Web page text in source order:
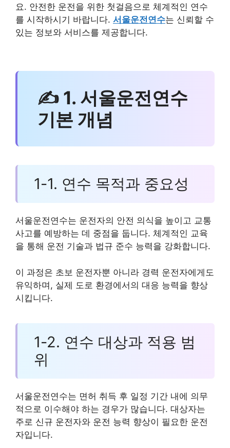
요. 안전한 운전을 위한 첫걸음으로 체계적인 연수
를 시작하시기 바랍니다. 서울운전연수는 신뢰할 수
있는 정보와 서비스를 제공합니다.
✍ 1. 서울운전연수
기본 개념
1-1. 연수 목적과 중요성
서울운전연수는 운전자의 안전 의식을 높이고 교통
사고를 예방하는 데 중점을 둡니다. 체계적인 교육
을 통해 운전 기술과 법규 준수 능력을 강화합니다.
이 과정은 초보 운전자뿐 아니라 경력 운전자에게도
유익하며, 실제 도로 환경에서의 대응 능력을 향상
시킵니다.
1-2. 연수 대상과 적용 범
위
서울운전연수는 면허 취득 후 일정 기간 내에 의무
적으로 이수해야 하는 경우가 많습니다. 대상자는
주로 신규 운전자와 운전 능력 향상이 필요한 운전
자입니다.